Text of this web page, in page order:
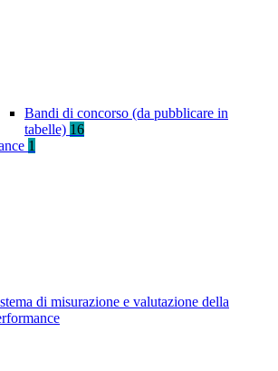
Bandi di concorso (da pubblicare in
tabelle) 16
1
di misurazione e valutazione della